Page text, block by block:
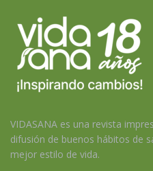
VIDASANA es una revista
difusión de buenos hábitos de
mejor estilo de vida.